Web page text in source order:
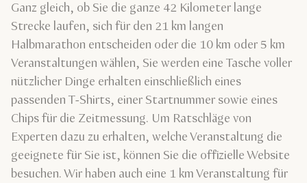
Ganz gleich, ob Sie die ganze 42 Kilometer lange
Strecke laufen, sich für den 21 km langen
Halbmarathon entscheiden oder die 10 km oder 5 km
Veranstaltungen wählen, Sie werden eine Tasche voller
nützlicher Dinge erhalten einschließlich eines
passenden T-Shirts, einer Startnummer sowie eines
Chips für die Zeitmessung. Um Ratschläge von
Experten dazu zu erhalten, welche Veranstaltung die
geeignete für Sie ist, können Sie die offizielle Website
besuchen. Wir haben auch eine 1 km Veranstaltung für